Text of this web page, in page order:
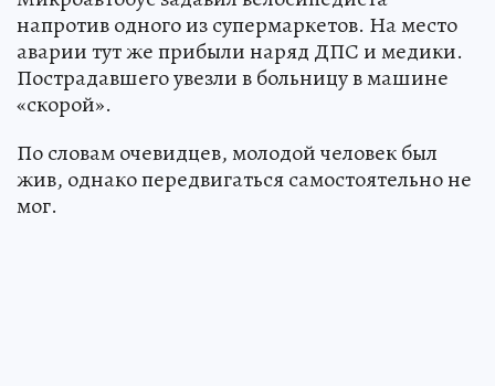
напротив одного из супермаркетов. На место
аварии тут же прибыли наряд ДПС и медики.
Пострадавшего увезли в больницу в машине
«скорой».
По словам очевидцев, молодой человек был
жив, однако передвигаться самостоятельно не
мог.